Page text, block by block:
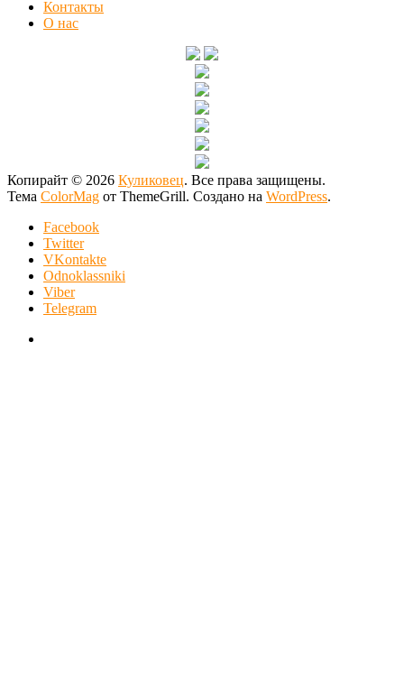
Контакты
О нас
Копирайт © 2026 Куликовец. Все права защищены.
Тема ColorMag от ThemeGrill. Создано на WordPress.
Facebook
Twitter
VKontakte
Odnoklassniki
Viber
Telegram